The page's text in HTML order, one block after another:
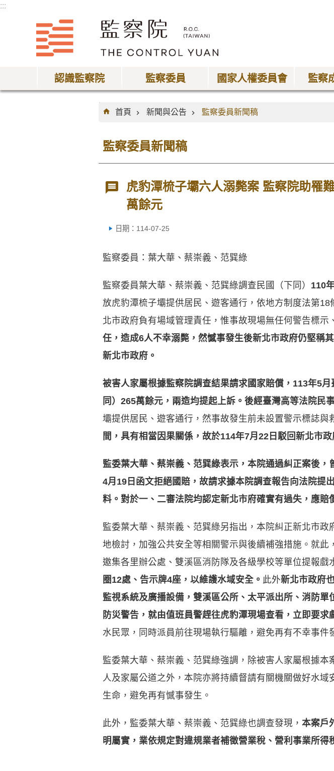
:::
認識監察院 監察委員 國家人權委員會 監察
:::
首頁
新聞與公告 監察委員新聞稿
監察委員新聞稿
虎豹潭梳子壩六人溺斃案 監察院助罹
萬餘元
日期：114-07-25
監察委員：葉大華、蔡崇義、范巽綠
監察委員葉大華、蔡崇義、范巽綠調查民國（下同） 110
放虎豹潭梳子壩提供居民、遊客通行，依地方制度法第
北市政府負有場域管理責任，惟事故現場無任何警告標示
任，造成6人不幸溺斃，然憾事發生後新北市政府仍堅稱
新北市政府。
被害人家屬根據監察院調查結果請求國家賠償， 113年5月
同） 265萬餘元，兩造均提起上訴 。 後經臺灣高等法院民
壩提供居民、遊客通行，然事故發生前未設置警示標誌與
間，具有相當因果關係，故於114年7月 22 日駁回新北市
監委葉大華、蔡崇義、范巽綠表示，本院通過糾正案後
4月 19 日函文拒絕國賠 ， 故請求據本院調查報告向法院提
料。對於一、二審法院均認定新北市府確實有過失，應賠
監委葉大華、蔡崇義、范巽綠另指出，本院糾正新北市
地檢討，加強公共安全等相關警示與後續補強措施。就
邀集各里辦公處、雙溪區消防隊及各級學校等單位提報戲
圈 12處、告示牌4座，以維護水域安全。 此外新北市政府
監視系統及廣播設備，雙溪區公所、太平派出所、消防單
防災警告，就由值班員警趕往虎豹潭現場查看，立即要求
水民眾，同時派員前往現場執行驅離，避免再有不幸事件
監委葉大華、蔡崇義、范巽綠強調，除被害人家屬根據
人及家屬公道之外，本院亦將持續督請有關機關做好水
生命，避免再有憾事發生。
此外，監委葉大華、蔡崇義、范巽綠也調查發現， 本案戶
明屬實，業依規定對違規業者補徵營業稅、營利事業所得